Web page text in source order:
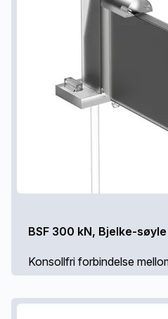
BSF 300 kN, Bjelke-søyle
Konsollfri forbindelse